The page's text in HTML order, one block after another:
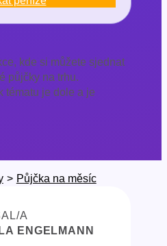
kde si můžete sjednat
půjčky na trhu.
tématu je dole a je
> Půjčka na měsíc
A
ENGELMANN